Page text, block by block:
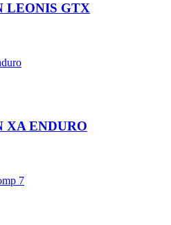
LEONIS GTX
XA ENDURO